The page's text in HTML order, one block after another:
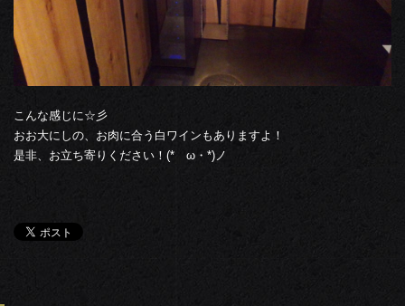
こんな感じに☆彡
おお大にしの、お肉に合う白ワインもありますよ！
是非、お立ち寄りください！(*ゝω・*)ノ